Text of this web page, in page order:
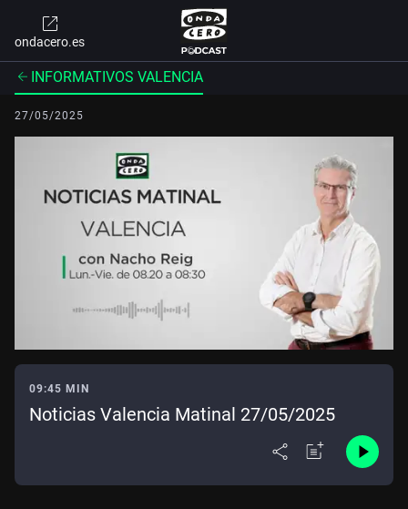
ondacero.es
INFORMATIVOS VALENCIA
27/05/2025
09:45 MIN
Noticias Valencia Matinal 27/05/2025